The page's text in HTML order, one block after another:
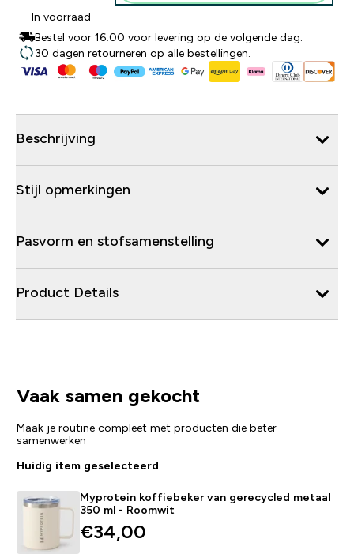
In voorraad
Bestel voor 16:00 voor levering op de volgende dag.
30 dagen retourneren op alle bestellingen.
Beschrijving
Stijl opmerkingen
Pasvorm en stofsamenstelling
Product Details
Vaak samen gekocht
Maak je routine compleet met producten die beter
samenwerken
Huidig item geselecteerd
Myprotein koffiebeker van gerecycled metaal
350 ml - Roomwit
€34,00‎